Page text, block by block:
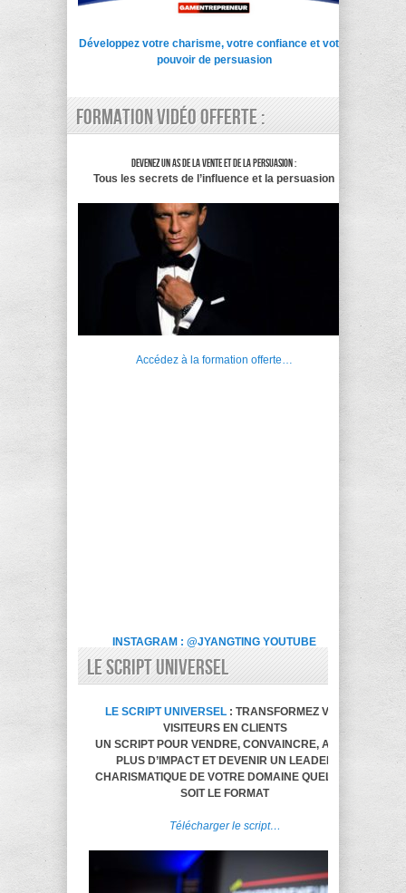
Développez votre charisme, votre confiance et votre
pouvoir de persuasion
Formation vidéo offerte :
Devenez un as de la vente et de la persuasion :
Tous les secrets de l’influence et la persuasion
Accédez à la formation offerte…
INSTAGRAM : @JYANGTING YOUTUBE
LE SCRIPT UNIVERSEL
LE SCRIPT UNIVERSEL : TRANSFORMEZ VOS
VISITEURS EN CLIENTS
UN SCRIPT POUR VENDRE, CONVAINCRE, AVOIR
PLUS D’IMPACT ET DEVENIR UN LEADER
CHARISMATIQUE DE VOTRE DOMAINE QUELQUE
SOIT LE FORMAT
Télécharger le script…